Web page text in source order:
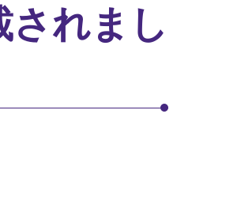
れまし